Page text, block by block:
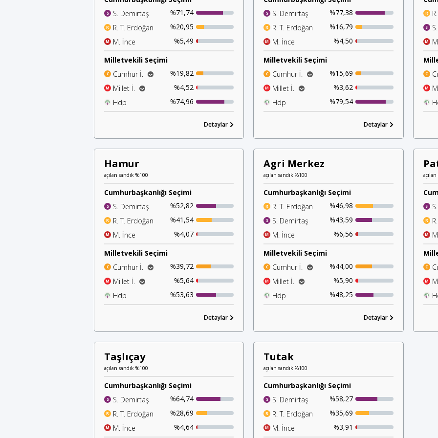
S S. Demirtaş %71,74
R R. T. Erdoğan %20,95
M M. İnce %5,49
Milletvekili Seçimi
C Cumhur İ.
%19,82
Ak Parti
M Millet İ.
%4,52
İyi Parti
%1,20
H Hdp %74,96
Detaylar
S S. Demirtaş %77,38
R R. T. Erdoğan %16,79
M M. İnce %4,50
Milletvekili Seçimi
C Cumhur İ.
%15,69
Ak Parti
M Millet İ.
%3,62
İyi Parti
%1,01
H Hdp %79,54
Detaylar
R
S
M
C
M
H
Hamur
açılan sandık %100
Cumhurbaşkanlığı Seçimi
S S. Demirtaş %52,82
R R. T. Erdoğan %41,54
M M. İnce %4,07
Milletvekili Seçimi
C Cumhur İ.
%39,72
Ak Parti
M Millet İ.
%5,64
İyi Parti
%1,56
H Hdp %53,63
Detaylar
Agri Merkez
açılan sandık %100
Cumhurbaşkanlığı Seçimi
R R. T. Erdoğan %46,98
S S. Demirtaş %43,59
M M. İnce %6,56
Milletvekili Seçimi
C Cumhur İ.
%44,00
Ak Parti
M Millet İ.
%5,90
İyi Parti
%2,31
H Hdp %48,25
Detaylar
S
R
M
C
M
H
Taşlıçay
açılan sandık %100
Cumhurbaşkanlığı Seçimi
S S. Demirtaş %64,74
R R. T. Erdoğan %28,69
M M. İnce %4,64
Tutak
açılan sandık %100
Cumhurbaşkanlığı Seçimi
S S. Demirtaş %58,27
R R. T. Erdoğan %35,69
M M. İnce %3,91